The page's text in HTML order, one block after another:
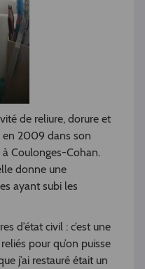
de reliure, dorure et
en 2009 dans son
Coulonges-Cohan.
donne une
ayant subi les
d’état civil : c’est une
pour qu’on puisse
j’ai restauré était un